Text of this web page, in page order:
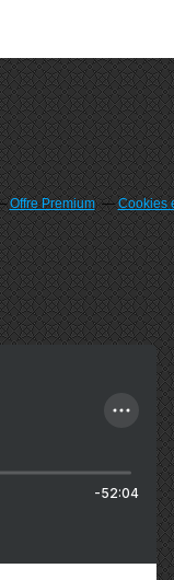
Offre Premium
Cookies
-52:04